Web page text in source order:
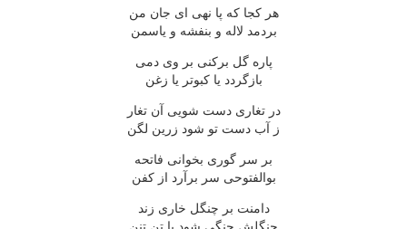
هر كجا كه پا نهی ای جان من
بردمد لاله و بنفشه و یاسمن
پاره گل بركنی بر وی دمی
بازگردد یا كبوتر یا زغن
در تغاری دست شویی آن تغار
ز آب دست تو شود زرین لگن
بر سر گوری بخوانی فاتحه
بوالفتوحی سر برآرد از كفن
دامنت بر چنگل خاری زند